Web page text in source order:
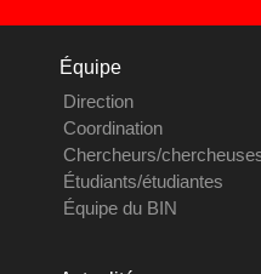
Équipe
Direction
Coordination
Chercheurs/
Étudiants/étudiantes
Équipe du BIN